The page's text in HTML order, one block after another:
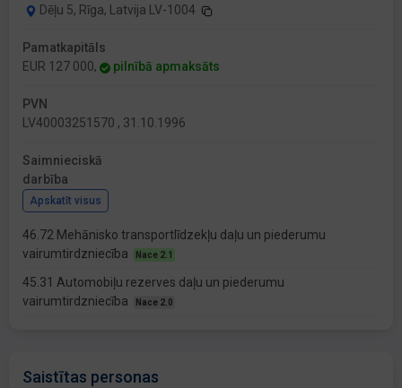
Dēļu 5, Rīga, Latvija LV-1004
Pamatkapitāls
EUR 127 000,
pilnībā apmaksāts
PVN
LV40003251570 , 31.10.1996
Saimnieciskā
darbība
Apskatīt visus
46.72 Mehānisko transportlīdzekļu daļu un piederumu
vairumtirdzniecība
Nace 2.1
45.31 Automobiļu rezerves daļu un piederumu
vairumtirdzniecība
Nace 2.0
Saistītas personas